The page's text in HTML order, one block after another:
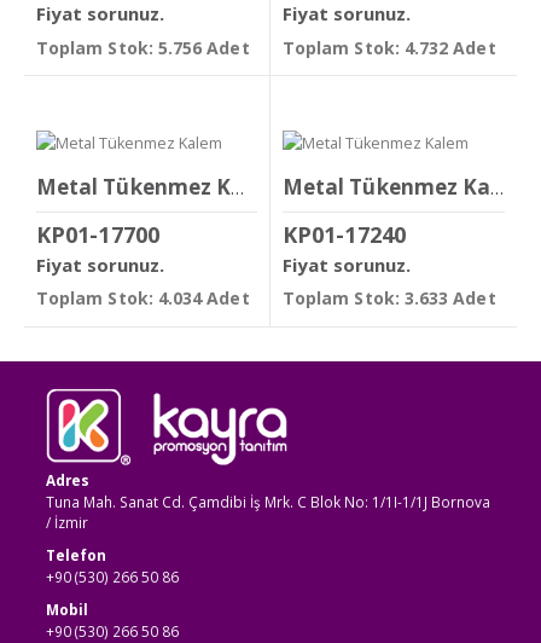
Fiyat sorunuz.
Toplam Stok: 5.756 Adet
Fiyat sorunuz.
Toplam Stok: 4.732 Adet
Metal Tükenmez Kalem
KP01-17700
Fiyat sorunuz.
Toplam Stok: 4.034 Adet
Metal Tükenmez Kalem
KP01-17240
Fiyat sorunuz.
Toplam Stok: 3.633 Adet
Adres
Tuna Mah. Sanat Cd. Çamdibi İş Mrk. C Blok No: 1/1I-1/1J Bornova
/ İzmir
Telefon
+90 (530) 266 50 86
Mobil
+90 (530) 266 50 86